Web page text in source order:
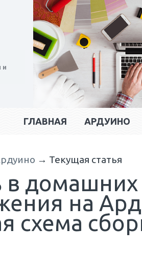
и
ГЛАВНАЯ АРДУИНО
→ Текущая статья
в домашних
на
схема